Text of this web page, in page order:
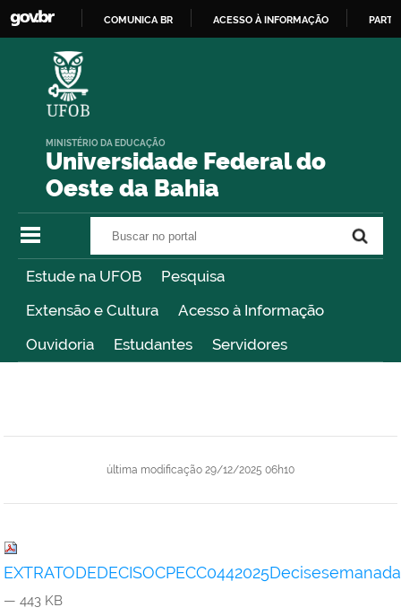
COMUNICA BR ACESSO À INFORMAÇÃO
Universidade Federal do
Oeste da Bahia
MINISTÉRIO DA EDUCAÇÃO
Estude na UFOB
Pesquisa
Extensão e Cultura
Acesso à Informação
Ouvidoria
Estudantes Servidores
última modificação 29/12/2025 06h10
— 443 KB